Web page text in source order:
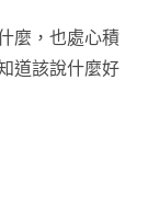
麼，也處心積
道該說什麼好